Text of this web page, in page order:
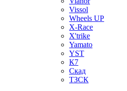
Vissol
Wheels UP
X-Race
X'trike
Yamato
YST
К7
Скад
ТЗСК